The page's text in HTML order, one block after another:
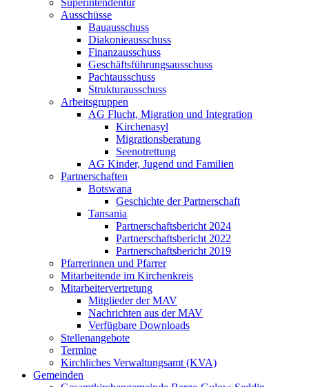
Superintendentur
Ausschüsse
Bauausschuss
Diakonieausschuss
Finanzausschuss
Geschäftsführungsausschuss
Pachtausschuss
Strukturausschuss
Arbeitsgruppen
AG Flucht, Migration und Integration
Kirchenasyl
Migrationsberatung
Seenotrettung
AG Kinder, Jugend und Familien
Partnerschaften
Botswana
Geschichte der Partnerschaft
Tansania
Partnerschaftsbericht 2024
Partnerschaftsbericht 2022
Partnerschaftsbericht 2019
Pfarrerinnen und Pfarrer
Mitarbeitende im Kirchenkreis
Mitarbeitervertretung
Mitglieder der MAV
Nachrichten aus der MAV
Verfügbare Downloads
Stellenangebote
Termine
Kirchliches Verwaltungsamt (KVA)
Gemeinden